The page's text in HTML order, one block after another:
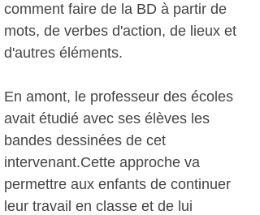
comment faire de la BD à partir de
mots, de verbes d'action, de lieux et
d'autres éléments.
En amont, le professeur des écoles
avait étudié avec ses élèves les
bandes dessinées de cet
intervenant.Cette approche va
permettre aux enfants de continuer
leur travail en classe et de lui